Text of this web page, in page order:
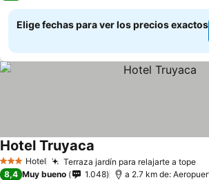
Elige fechas para ver los precios exactos
3 Estrellas
Hotel Terraza jardín para relajarte a tope
Hotel Truyaca
8,4 Muy bueno 1.048